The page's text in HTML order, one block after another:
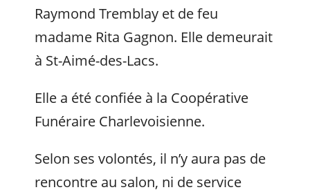
Raymond Tremblay et de feu
madame Rita Gagnon. Elle demeurait
à St-Aimé-des-Lacs.
Elle a été confiée à la Coopérative
Funéraire Charlevoisienne.
Selon ses volontés, il n’y aura pas de
rencontre au salon, ni de service